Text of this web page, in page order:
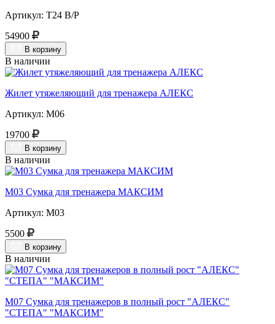
Артикул: Т24 В/Р
54900
В корзину
В наличии
Жилет утяжеляющий для тренажера АЛЕКС
Артикул: М06
19700
В корзину
В наличии
М03 Сумка для тренажера МАКСИМ
Артикул: М03
5500
В корзину
В наличии
М07 Сумка для тренажеров в полный рост "АЛЕКС"
"СТЕПА" "МАКСИМ"